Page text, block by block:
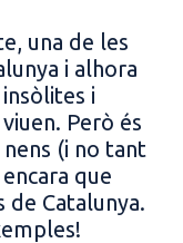
una de les
i alhora
i
Però és
(i no tant
que
Catalunya.